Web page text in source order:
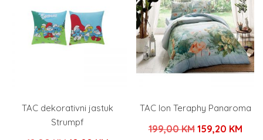
TAC dekorativni jastuk
Strumpf
TAC Ion Teraphy Panaroma
199,00KM Izvorna
159,20 KM